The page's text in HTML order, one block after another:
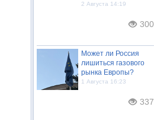
2 Августа 14:19
300
Может ли Россия
лишиться газового
рынка Европы?
1 Августа 16:23
337